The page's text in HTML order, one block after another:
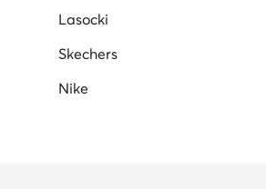
Lasocki
Skechers
Nike